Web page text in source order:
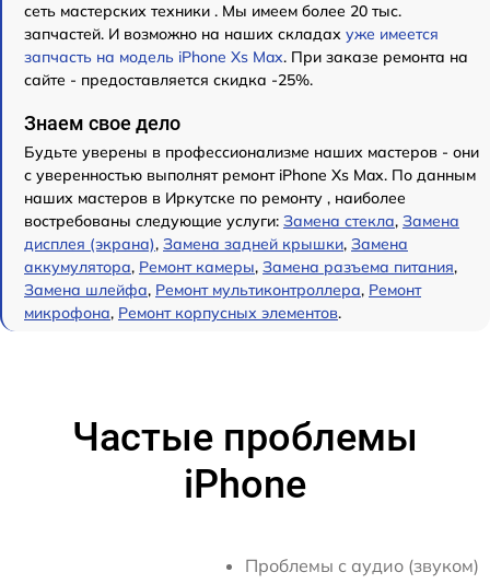
сеть мастерских техники . Мы имеем более 20 тыс.
запчастей. И возможно на наших складах уже имеется
запчасть на модель iPhone Xs Max. При заказе ремонта на
сайте - предоставляется скидка -25%.
Знаем свое дело
Будьте уверены в профессионализме наших мастеров - они
с уверенностью выполнят ремонт iPhone Xs Max. По данным
наших мастеров в Иркутске по ремонту , наиболее
востребованы следующие услуги: Замена стекла, Замена
дисплея (экрана), Замена задней крышки, Замена
аккумулятора, Ремонт камеры, Замена разъема питания,
Замена шлейфа, Ремонт мультиконтроллера, Ремонт
микрофона, Ремонт корпусных элементов.
Частые проблемы
iPhone
Проблемы с аудио (звуком)